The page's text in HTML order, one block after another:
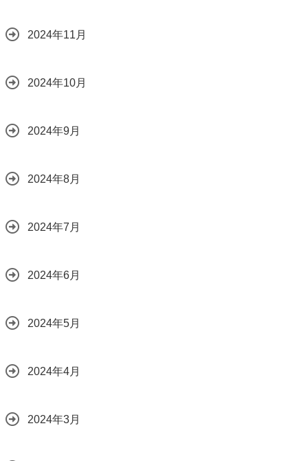
2024年11月
2024年10月
2024年9月
2024年8月
2024年7月
2024年6月
2024年5月
2024年4月
2024年3月